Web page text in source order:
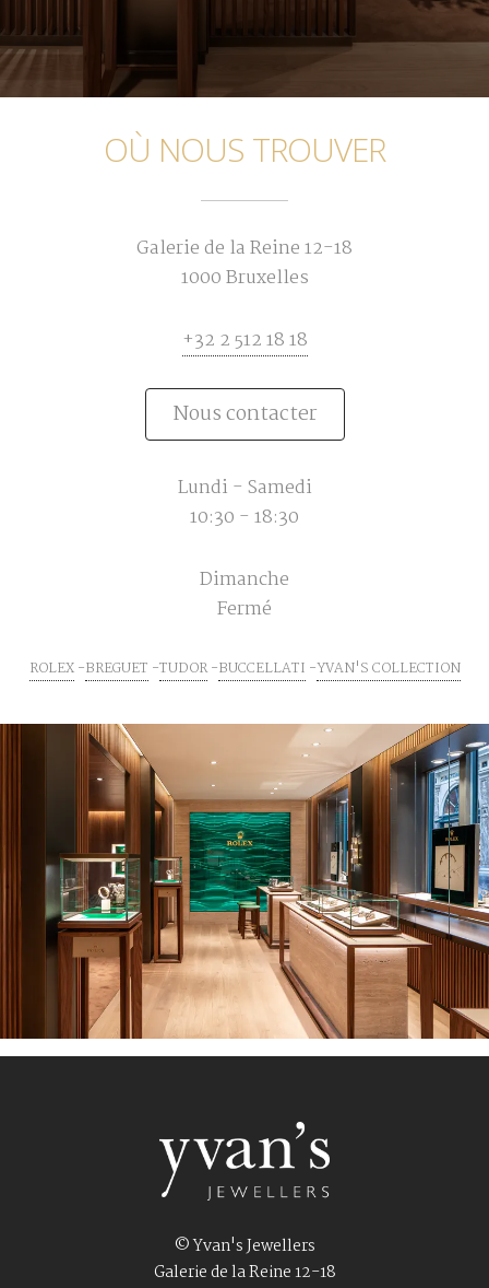
OÙ NOUS TROUVER
Galerie de la Reine 12-18
1000 Bruxelles
+32 2 512 18 18
Nous contacter
Lundi - Samedi
10:30 - 18:30
Dimanche
Fermé
ROLEX BREGUET TUDOR BUCCELLATI YVAN'S COLLECTION
© Yvan's Jewellers
Galerie de la Reine 12-18